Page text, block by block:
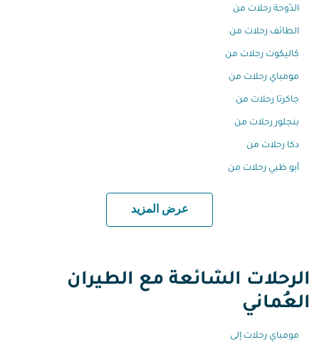
الدّوحة رحلات من
الطائف رحلات من
كاليكوت رحلات من
مومباي رحلات من
جاكرتا رحلات من
بنجلور رحلات من
دكا رحلات من
أبو ظبي رحلات من
عرض المزيد
الرحلات الشائعة مع الطيران
العُماني
مومباي رحلات إلى